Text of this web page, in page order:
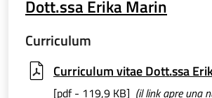
Dott.ssa Erika Marin
Curriculum
Curriculum vitae Dott.ssa
[pdf - 119,9 KB] (il link apre una